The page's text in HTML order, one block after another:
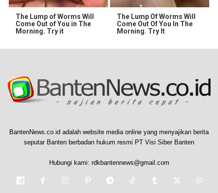
The Lump of Worms Will
Come Out of You in The
Morning. Try it
The Lump Of Worms Will
Come Out Of You In The
Morning. Try It
BantenNews.co.id adalah website media online yang menyajikan berita
seputar Banten berbadan hukum resmi PT Visi Siber Banten
Hubungi kami: rdkbantennews@gmail.com